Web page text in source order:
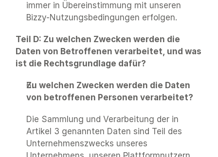
immer in Übereinstimmung mit unseren
Bizzy-Nutzungsbedingungen erfolgen.
Teil D: Zu welchen Zwecken werden die
Daten von Betroffenen verarbeitet, und was
ist die Rechtsgrundlage dafür?
Zu welchen Zwecken werden die Daten
von betroffenen Personen verarbeitet?
Die Sammlung und Verarbeitung der in
Artikel 3 genannten Daten sind Teil des
Unternehmenszwecks unseres